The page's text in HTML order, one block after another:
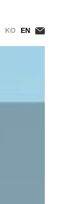
KO EN